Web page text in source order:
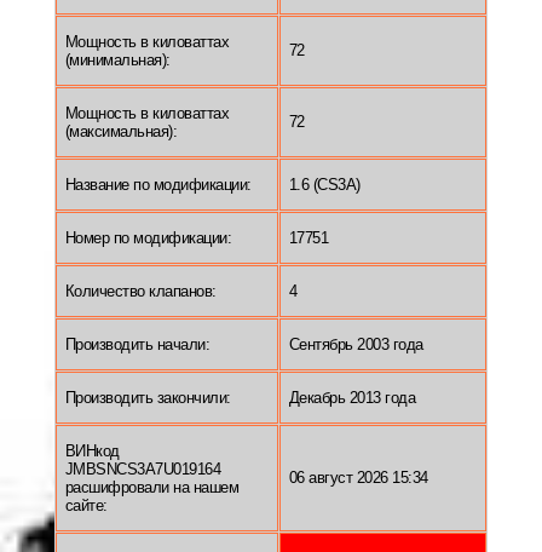
Мощность в киловаттах
(минимальная):
72
Мощность в киловаттах
(максимальная):
72
Название по модификации: 1.6 (CS3A)
Номер по модификации: 17751
Количество клапанов: 4
Производить начали: Сентябрь 2003 года
Производить закончили: Декабрь 2013 года
ВИНкод
JMBSNCS3A7U019164
расшифровали на нашем
сайте:
06 август 2026 15:34